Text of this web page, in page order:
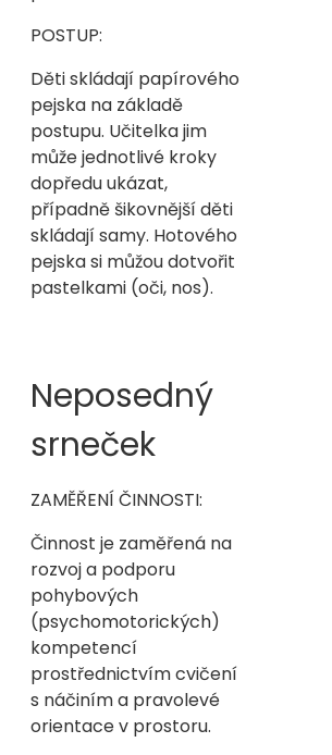
POSTUP:
Děti skládají papírového
pejska na základě
postupu. Učitelka jim
může jednotlivé kroky
dopředu ukázat,
případně šikovnější děti
skládají samy. Hotového
pejska si můžou dotvořit
pastelkami (oči, nos).
Neposedný
srneček
ZAMĚŘENÍ ČINNOSTI:
Činnost je zaměřená na
rozvoj a podporu
pohybových
(psychomotorických)
kompetencí
prostřednictvím cvičení
s náčiním a pravolevé
orientace v prostoru.